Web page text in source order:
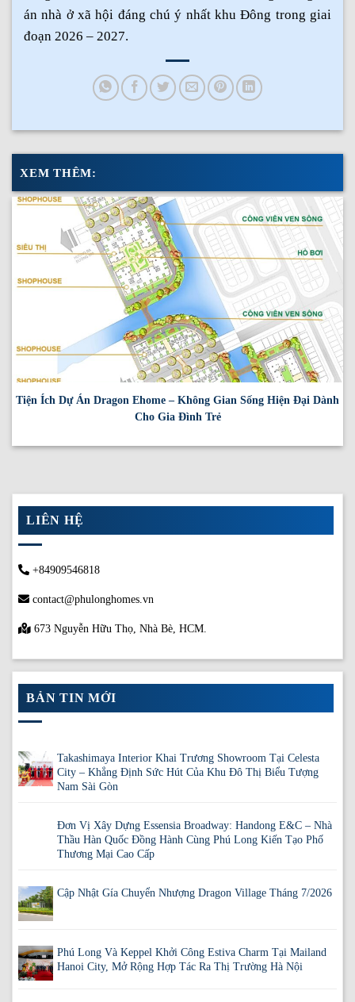
án nhà ở xã hội đáng chú ý nhất khu Đông trong giai
đoạn 2026 – 2027.
XEM THÊM:
Tiện Ích Dự Án Dragon Ehome – Không Gian Sống Hiện Đại Dành
Cho Gia Đình Trẻ
LIÊN HỆ
+84909546818
contact@phulonghomes.vn
673 Nguyễn Hữu Thọ, Nhà Bè, HCM.
BẢN TIN MỚI
Takashimaya Interior Khai Trương Showroom Tại Celesta
City – Khẳng Định Sức Hút Của Khu Đô Thị Biểu Tượng
Nam Sài Gòn
Đơn Vị Xây Dựng Essensia Broadway: Handong E&C – Nhà
Thầu Hàn Quốc Đồng Hành Cùng Phú Long Kiến Tạo Phố
Thương Mại Cao Cấp
Cập Nhật Gía Chuyển Nhượng Dragon Village Tháng 7/2026
Phú Long Và Keppel Khởi Công Estiva Charm Tại Mailand
Hanoi City, Mở Rộng Hợp Tác Ra Thị Trường Hà Nội